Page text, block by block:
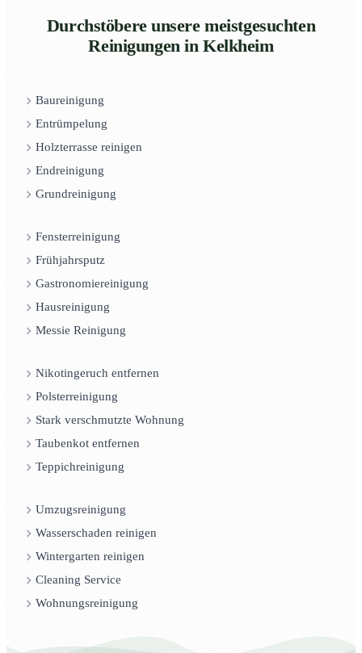
Durchstöbere unsere meistgesuchten
Reinigungen in Kelkheim
Baureinigung
Entrümpelung
Holzterrasse reinigen
Endreinigung
Grundreinigung
Fensterreinigung
Frühjahrsputz
Gastronomiereinigung
Hausreinigung
Messie Reinigung
Nikotingeruch entfernen
Polsterreinigung
Stark verschmutzte Wohnung
Taubenkot entfernen
Teppichreinigung
Umzugsreinigung
Wasserschaden reinigen
Wintergarten reinigen
Cleaning Service
Wohnungsreinigung